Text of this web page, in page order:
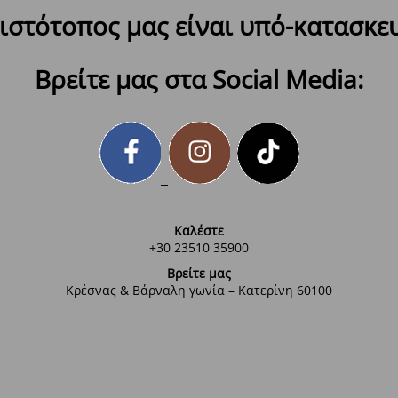
μας είναι υπό-
Βρείτε μας στα Social Media:
Καλέστε
+30 23510 35900
Βρείτε μας
Κρέσνας & Βάρναλη γωνία – Κατερίνη 60100